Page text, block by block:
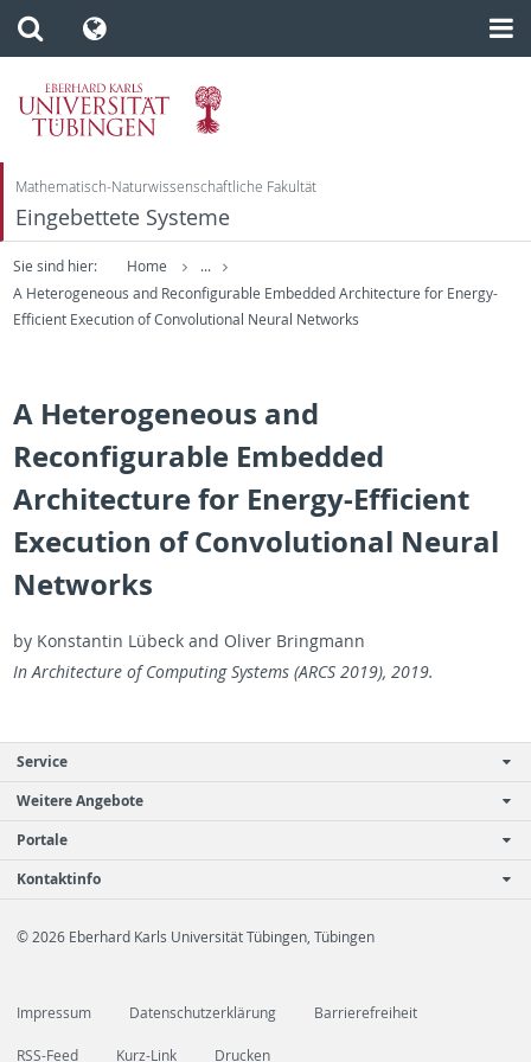
Mathematisch-Naturwissenschaftliche Fakultät
Eingebettete Systeme
Sie sind hier: Home
...
A Heterogeneous and Reconfigurable Embedded Architecture for Energy-
Efficient Execution of Convolutional Neural Networks
A Heterogeneous and
Reconfigurable Embedded
Architecture for Energy-Efficient
Execution of Convolutional Neural
Networks
by Kon­stan­tin Lübeck and Oliver Bring­mann
In Ar­chi­tec­ture of Com­put­ing Sys­tems (ARCS 2019), 2019.
Service
Weitere Angebote
Portale
Kontaktinfo
© 2026 Eberhard Karls Universität Tübingen, Tübingen
Impressum Datenschutzerklärung Barrierefreiheit
RSS-Feed Kurz-Link Drucken